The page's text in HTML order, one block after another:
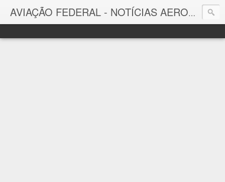
AVIAÇÃO FEDERAL - NOTÍCIAS AERONÁUTICAS & TECNOLOGIAS
Aviação Federal